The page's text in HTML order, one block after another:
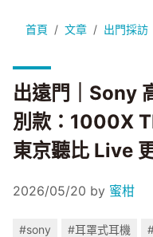
首頁 文章 出門採訪
出遠門｜Sony 高階
出遠門｜Sony
別款：1000X
東京聽比 Live
2026/05/20 by 蜜柑
#sony #耳罩式耳機